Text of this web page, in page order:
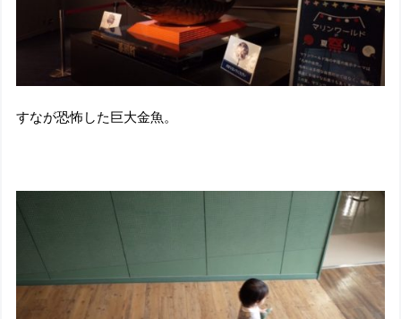
すなが恐怖した巨大金魚。